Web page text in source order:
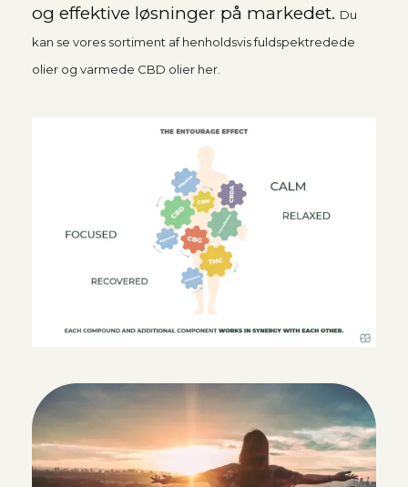
og effektive løsninger på markedet. Du
kan se vores sortiment af henholdsvis fuldspektredede
olier og varmede CBD olier her.